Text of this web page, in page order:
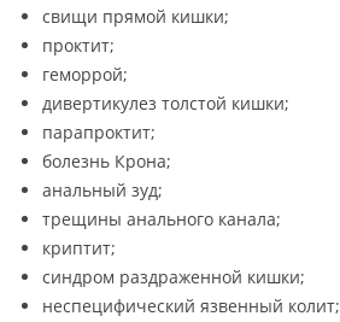
свищи прямой кишки;
проктит;
геморрой;
дивертикулез толстой кишки;
парапроктит;
болезнь Крона;
анальный зуд;
трещины анального канала;
криптит;
синдром раздраженной кишки;
неспецифический язвенный колит;